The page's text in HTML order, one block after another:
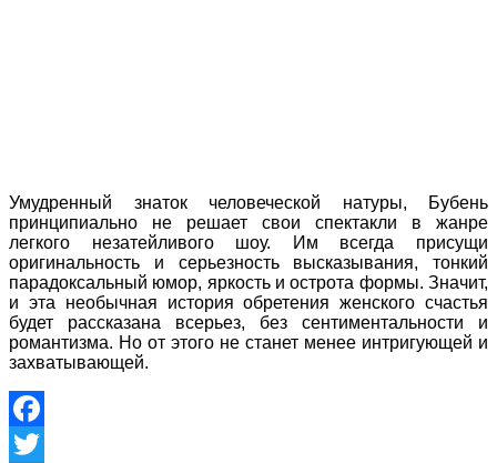
Умудренный знаток человеческой натуры, Бубень
принципиально не решает свои спектакли в жанре
легкого незатейливого шоу. Им всегда присущи
оригинальность и серьезность высказывания, тонкий
парадоксальный юмор, яркость и острота формы. Значит,
и эта необычная история обретения женского счастья
будет рассказана всерьез, без сентиментальности и
романтизма. Но от этого не станет менее интригующей и
захватывающей.
Facebook